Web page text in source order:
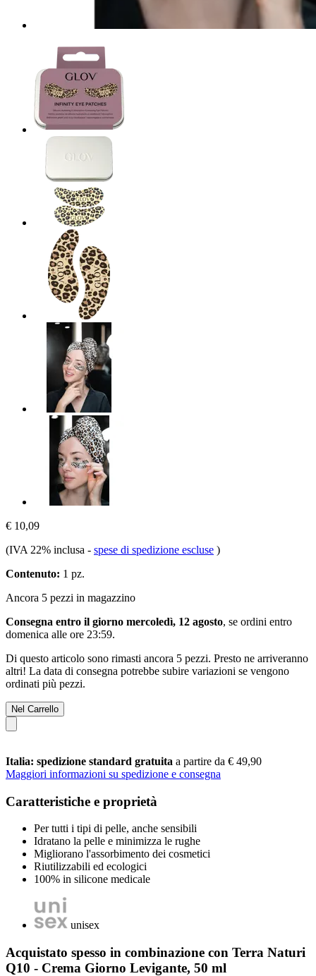
€ 10,09
(IVA 22% inclusa - spese di spedizione escluse )
Contenuto: 1 pz.
Ancora 5 pezzi in magazzino
Consegna entro il giorno mercoledì, 12 agosto, se ordini entro
domenica alle ore 23:59.
Di questo articolo sono rimasti ancora 5 pezzi. Presto ne arriveranno
altri! La data di consegna potrebbe subire variazioni se vengono
ordinati più pezzi.
Nel Carrello
Italia: spedizione standard gratuita a partire da € 49,90
Maggiori informazioni su spedizione e consegna
Caratteristiche e proprietà
Per tutti i tipi di pelle, anche sensibili
Idratano la pelle e minimizza le rughe
Migliorano l'assorbimento dei cosmetici
Riutilizzabili ed ecologici
100% in silicone medicale
unisex
Acquistato spesso in combinazione con Terra Naturi
Q10 - Crema Giorno Levigante, 50 ml